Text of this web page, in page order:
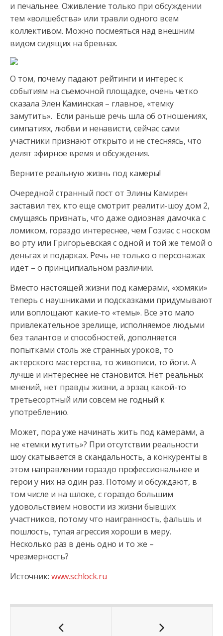
и печальнее. Оживление только при обсуждении
тем «волшебства» или травли одного всем
коллективом. Можно посмеяться над внешним
видом сидящих на бревнах.
О том, почему падают рейтинги и интерес к
событиям на съемочной площадке, очень четко
сказала Элен Каминская – главное, «темку
замутить». Если раньше речь шла об отношениях,
симпатиях, любви и ненависти, сейчас сами
участники признают открыто и не стесняясь, что
делят эфирное время и обсуждения.
Верните реальную жизнь под камеры!
Очередной странный пост от Элины Камирен
заставил тех, кто еще смотрит реалити-шоу дом 2,
смущаясь признать, что даже одиозная дамочка с
ломиком, гораздо интереснее, чем Гозиас с носком
во рту или Григорьевская с одной и той же темой о
деньгах и подарках. Речь не только о персонажах
идет – о принципиальном различии.
Вместо настоящей жизни под камерами, «хомяки»
теперь с наушниками и подсказками придумывают
или воплощают какие-то «темы». Все это мало
привлекательное зрелище, исполняемое людьми
без талантов и способностей, дополняется
попытками столь же странных уроков, то
актерского мастерства, то живописи, то йоги. А
лучше и интереснее не становится. Нет реальных
мнений, нет правды жизни, а эрзац какой-то
третьесортный или совсем не годный к
употреблению.
Может, пора уже начинать жить под камерами, а
не «темки мутить»? При отсутствии реальности
шоу скатывается в скандальность, а конкуренты в
этом направлении гораздо профессиональнее и
герои у них на один раз. Потому и обсуждают, в
том числе и на шлоке, с гораздо большим
удовольствием новости из жизни бывших
участников, потому что наигранность, фальшь и
пошлость, тупая агрессия хороши в меру.
Несколько раз в день одно и то же –
чрезмерность?
Источник: www.schlock.ru